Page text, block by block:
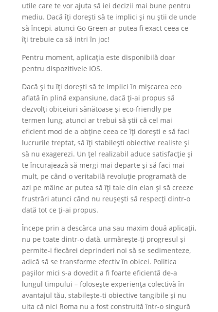
utile care te vor ajuta să iei decizii mai bune pentru
mediu. Dacă îți dorești să te implici și nu știi de unde
să începi, atunci Go Green ar putea fi exact ceea ce
îți trebuie ca să intri în joc!
Pentru moment, aplicația este disponibilă doar
pentru dispozitivele IOS.
Dacă și tu îți dorești să te implici în mișcarea eco
aflată în plină expansiune, dacă ți-ai propus să
dezvolți obiceiuri sănătoase și eco-friendly pe
termen lung, atunci ar trebui să știi că cel mai
eficient mod de a obține ceea ce îți dorești e să faci
lucrurile treptat, să îți stabilești obiective realiste și
să nu exagerezi. Un țel realizabil aduce satisfacție și
te încurajează să mergi mai departe și să faci mai
mult, pe când o veritabilă revoluție programată de
azi pe mâine ar putea să îți taie din elan și să creeze
frustrări atunci când nu reușești să respecți dintr-o
dată tot ce ți-ai propus.
Începe prin a descărca una sau maxim două aplicații,
nu pe toate dintr-o dată, urmărește-ți progresul și
permite-i fiecărei deprinderi noi să se sedimenteze,
adică să se transforme efectiv în obicei. Politica
pașilor mici s-a dovedit a fi foarte eficientă de-a
lungul timpului – folosește experiența colectivă în
avantajul tău, stabilește-ti obiective tangibile și nu
uita că nici Roma nu a fost construită într-o singură